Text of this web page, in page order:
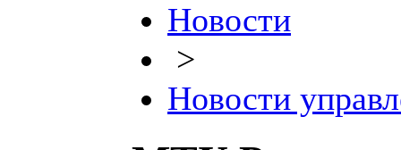
Новости
>
Новости